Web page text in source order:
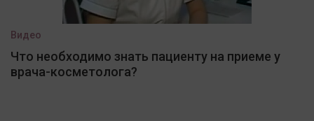
Видео
Что необходимо знать пациенту на приеме у
врача-косметолога?